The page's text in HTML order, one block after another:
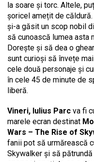
la soare și torc. Altele,
șoricel amețit de
și-a găsit un scop nobil
să cunoască lumea asta
Dorește și să dea o
sunt curioși să învețe
cele două personaje și
în cele 45 de minute de
liberă.
Vineri, Iulius Parc va fi
marele ecran destinat
Wars – The Rise of
fanii pot să urmărească
Skywalker și să